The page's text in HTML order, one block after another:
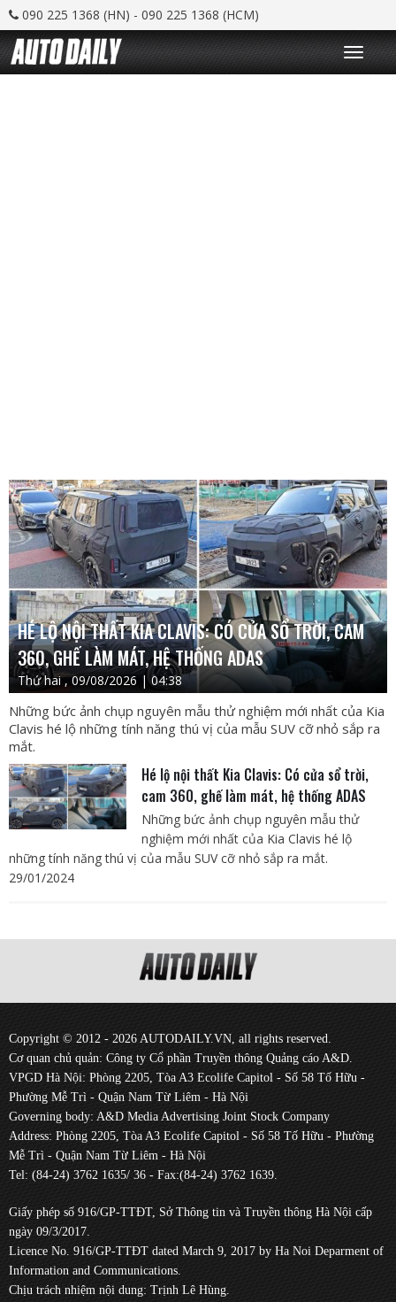
090 225 1368 (HN) - 090 225 1368 (HCM)
T
o
g
HÉ LỘ NỘI THẤT KIA CLAVIS: CÓ CỬA SỔ TRỜI, CAM
360, GHẾ LÀM MÁT, HỆ THỐNG ADAS
Thứ hai , 09/08/2026 | 04:38
Những bức ảnh chụp nguyên mẫu thử nghiệm mới nhất của Kia
Clavis hé lộ những tính năng thú vị của mẫu SUV cỡ nhỏ sắp ra
mắt.
Hé lộ nội thất Kia Clavis: Có cửa sổ trời,
cam 360, ghế làm mát, hệ thống ADAS
Những bức ảnh chụp nguyên mẫu thử
nghiệm mới nhất của Kia Clavis hé lộ
những tính năng thú vị của mẫu SUV cỡ nhỏ sắp ra mắt.
29/01/2024
Copyright © 2012 - 2026 AUTODAILY.VN, all rights reserved.
Cơ quan chủ quản: Công ty Cổ phần Truyền thông Quảng cáo A&D.
VPGD Hà Nội: Phòng 2205, Tòa A3 Ecolife Capitol - Số 58 Tố Hữu -
Phường Mễ Trì - Quận Nam Từ Liêm - Hà Nội
Governing body: A&D Media Advertising Joint Stock Company
Address: Phòng 2205, Tòa A3 Ecolife Capitol - Số 58 Tố Hữu - Phường
Mễ Trì - Quận Nam Từ Liêm - Hà Nội
Tel: (84-24) 3762 1635/ 36 - Fax:(84-24) 3762 1639.
Giấy phép số 916/GP-TTĐT, Sở Thông tin và Truyền thông Hà Nội cấp
ngày 09/3/2017.
Licence No. 916/GP-TTĐT dated March 9, 2017 by Ha Noi Deparment of
Information and Communications.
Chịu trách nhiệm nội dung: Trịnh Lê Hùng.